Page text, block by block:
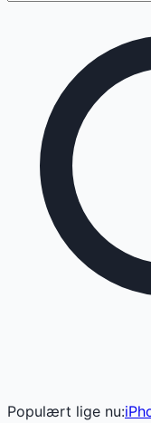
Populært lige nu: